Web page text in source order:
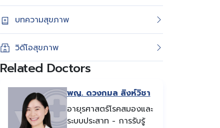
บทความสุขภาพ
วิดีโอสุขภาพ
Related Doctors
พญ. ดวงกมล สิงห์วิชา
อายุรศาสตร์โรคสมองและ
ระบบประสาท - การรับรู้